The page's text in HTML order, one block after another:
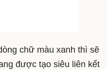
chữ màu xanh thì sẽ
được tạo siêu liên kết